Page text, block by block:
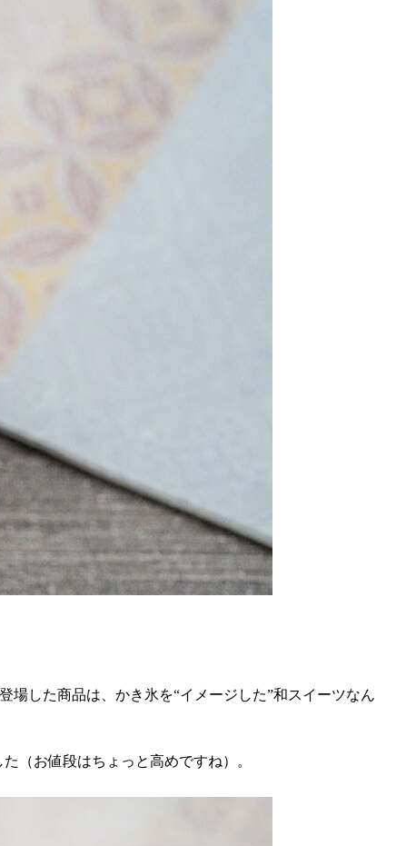
場した商品は、かき氷を“イメージした”和スイーツなん
（お値段はちょっと高めですね）。